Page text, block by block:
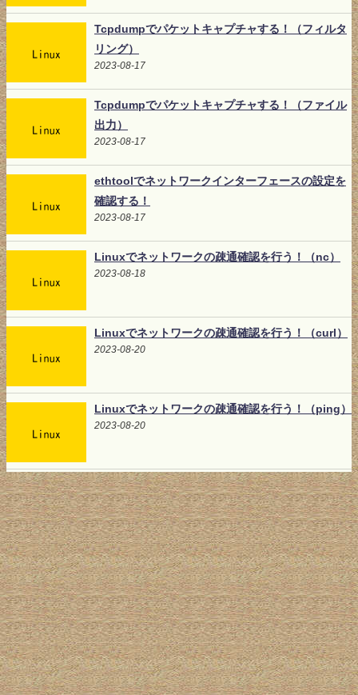
Tcpdumpでパケットキャプチャする！（フィルタ
リング）
2023-08-17
Tcpdumpでパケットキャプチャする！（ファイル
出力）
2023-08-17
ethtoolでネットワークインターフェースの設定を
確認する！
2023-08-17
Linuxでネットワークの疎通確認を行う！（nc）
2023-08-18
Linuxでネットワークの疎通確認を行う！（curl）
2023-08-20
Linuxでネットワークの疎通確認を行う！（ping）
2023-08-20